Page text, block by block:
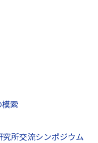
模索
所交流シンポジウム